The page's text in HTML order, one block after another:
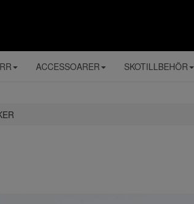
ACCESSOARER SKOTILLBEHÖR